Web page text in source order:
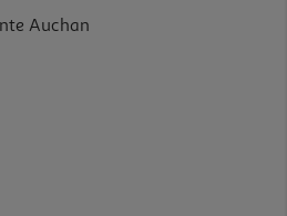
Auchan